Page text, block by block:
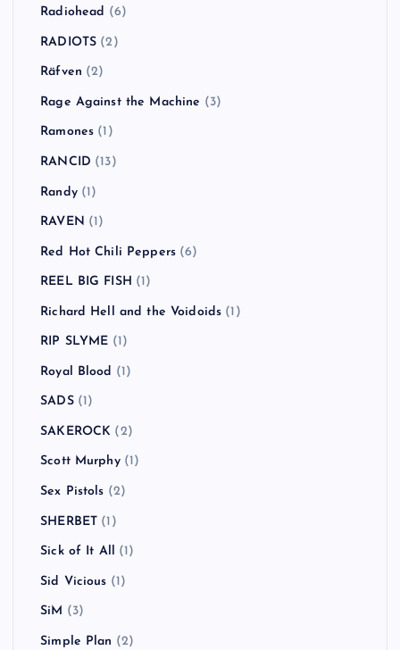
Radiohead (6)
RADIOTS (2)
Räfven (2)
Rage Against the Machine (3)
Ramones (1)
RANCID (13)
Randy(1)
RAVEN (1)
Red Hot Chili Peppers (6)
REEL BIG FISH (1)
Richard Hell and the Voidoids (1)
RIP SLYME (1)
Royal Blood (1)
SADS(1)
SAKEROCK (2)
Scott Murphy(1)
Sex Pistols (2)
SHERBET (1)
Sick of It All (1)
Sid Vicious (1)
SiM (3)
Simple Plan (2)